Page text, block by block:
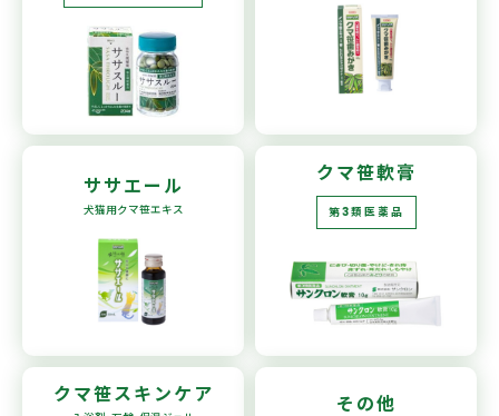
ササエール
犬猫用クマ笹エキス
クマ笹軟膏
第3類医薬品
クマ笹スキンケア その他